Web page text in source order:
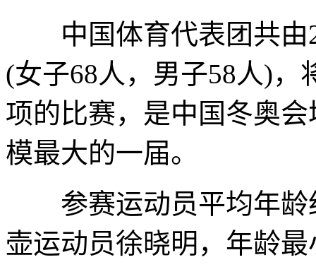
中国体育代表团共由
(女子68人，男子58人)，
项的比赛，是中国冬奥
模最大的一届。
参赛运动员平均年龄
壶运动员徐晓明，年龄